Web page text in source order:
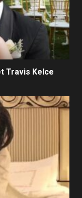
Travis Kelce